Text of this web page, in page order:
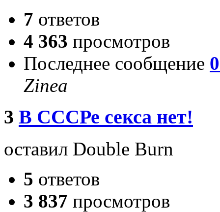
7 ответов
4 363 просмотров
Последнее сообщение
Zinea
3 В СССРе секса нет!
оставил Double Burn
5 ответов
3 837 просмотров